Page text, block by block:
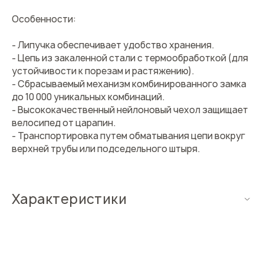
Особенности:
- Липучка обеспечивает удобство хранения.
- Цепь из закаленной стали с термообработкой (для
устойчивости к порезам и растяжению).
- Сбрасываемый механизм комбинированного замка
до 10 000 уникальных комбинаций.
- Высококачественный нейлоновый чехол защищает
велосипед от царапин.
- Транспортировка путем обматывания цепи вокруг
верхней трубы или подседельного штыря.
Характеристики